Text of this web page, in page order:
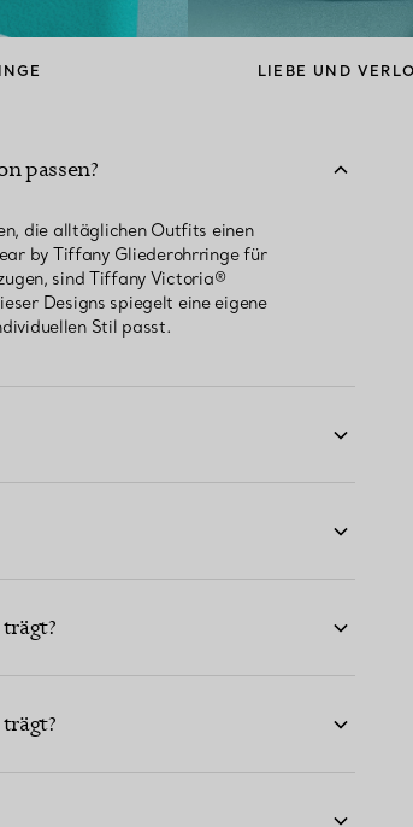
LIEBE UND
passen?
die alltäglichen Outfits einen
by Tiffany Gliederohrringe für
sind Tiffany Victoria®
Designs spiegelt eine eigene
Stil passt.